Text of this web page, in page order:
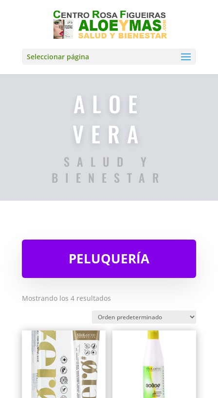
Seleccionar página
ALOE
VERA
SALUD Y
BIENESTAR
PELUQUERÍA
Mostrando los 4 resultados